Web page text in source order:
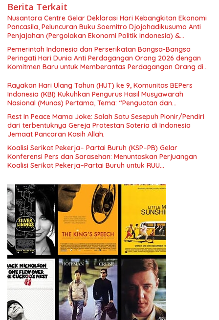
Berita Terkait
Nusantara Centre Gelar Deklarasi Hari Kebangkitan Ekonomi
Pancasila, Peluncuran Buku Soemitro Djojohadikusumo Anti
Penjajahan (Pergolakan Ekonomi Politik Indonesia) &
Simposium Nasional “Urgensi Undang-Undang Perekonomian
Nasional dan Kesejahteraan Sosial dalam Menata Bangsa
Menuju Indonesia Emas 2045”,
Pemerintah Indonesia dan Perserikatan Bangsa-Bangsa
Peringati Hari Dunia Anti Perdagangan Orang 2026 dengan
Komitmen Baru untuk Memberantas Perdagangan Orang di
Rayakan Hari Ulang Tahun (HUT) ke 9, Komunitas BEPers
Indonesia (KBI) Kukuhkan Pengurus Hasil Musyawarah
Nasional (Munas) Pertama, Tema: “Penguatan dan
Pengembangan Organisasi KBI yang Berbasis Riset di seluruh
Indonesia dan Mancanegara”.
Rest In Peace Mama Joke: Salah Satu Sesepuh Pionir/Pendiri
dari terbentuknya Gereja Protestan Soteria di Indonesia
Jemaat Pancaran Kasih Allah.
Koalisi Serikat Pekerja– Partai Buruh (KSP–PB) Gelar
Konferensi Pers dan Sarasehan: Menuntaskan Perjuangan
Koalisi Serikat Pekerja–Partai Buruh untuk RUU